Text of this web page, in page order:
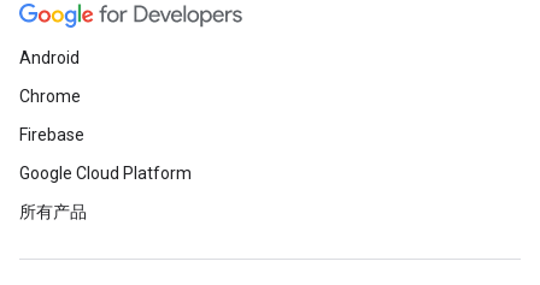
Android
Chrome
Firebase
Google Cloud Platform
所有产品